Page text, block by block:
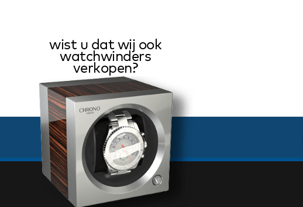
wist u dat wij ook
watchwinders
verkopen?